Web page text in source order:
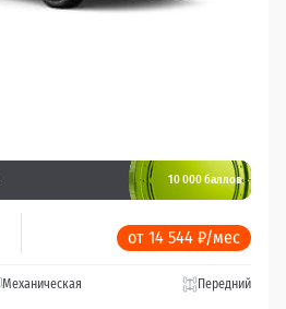
10 000 баллов
от 14 544 ₽/мес
Механическая Передний